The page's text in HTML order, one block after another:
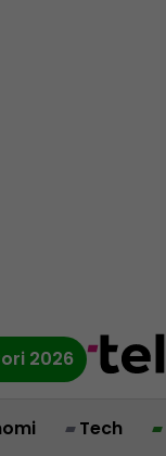
2026
Tech